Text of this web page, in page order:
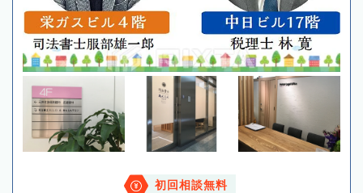
初回相談無料